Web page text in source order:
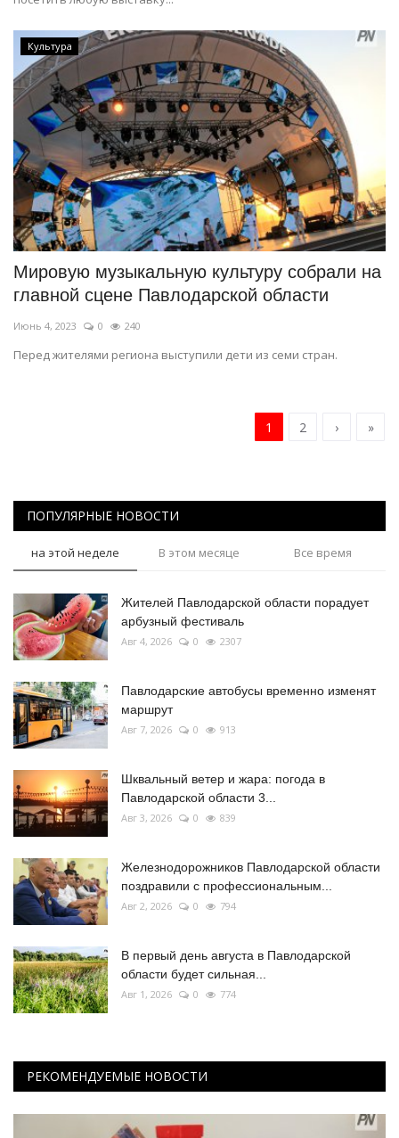
Культура
Мировую музыкальную культуру собрали на
главной сцене Павлодарской области
Июнь 4, 2023 0 240
Перед жителями региона выступили дети из семи стран.
1 2 › »
ПОПУЛЯРНЫЕ НОВОСТИ
на этой неделе В этом месяце Все время
Жителей Павлодарской области порадует
арбузный фестиваль
Авг 4, 2026 0 2307
Павлодарские автобусы временно изменят
маршрут
Авг 7, 2026 0 913
Шквальный ветер и жара: погода в
Павлодарской области 3...
Авг 3, 2026 0 839
Железнодорожников Павлодарской области
поздравили с профессиональным...
Авг 2, 2026 0 794
В первый день августа в Павлодарской
области будет сильная...
Авг 1, 2026 0 774
РЕКОМЕНДУЕМЫЕ НОВОСТИ